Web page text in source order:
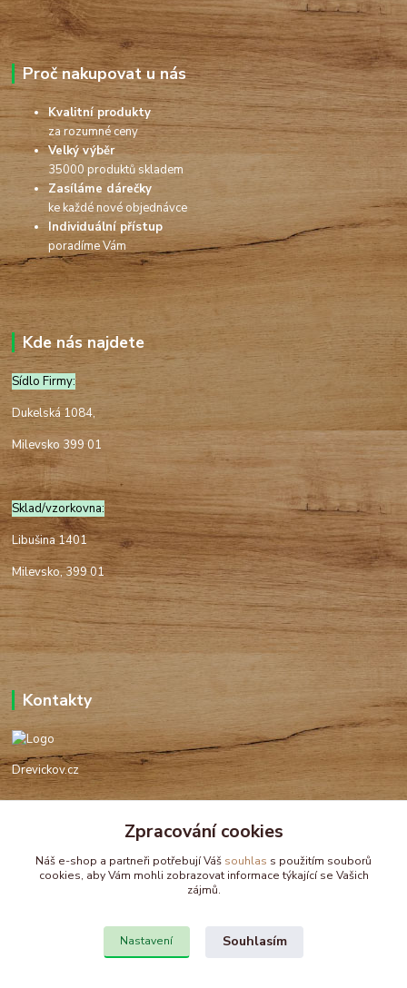
Proč nakupovat u nás
Kvalitní produkty
za rozumné ceny
Velký výběr
35000 produktů skladem
Zasíláme dárečky
ke každé nové objednávce
Individuální přístup
poradíme Vám
Kde nás najdete
Sídlo Firmy:
Dukelská 1084,
Milevsko 399 01
Sklad/vzorkovna:
Libušina 1401
Milevsko, 399 01
Kontakty
Drevickov.cz
+420 732 488 676
drevickov@drevickov.cz, info@drevickov.cz
Zpracování cookies
Náš e-shop a partneři potřebují Váš souhlas s použitím souborů
cookies, aby Vám mohli zobrazovat informace týkající se Vašich
zájmů.
Nastavení Souhlasím